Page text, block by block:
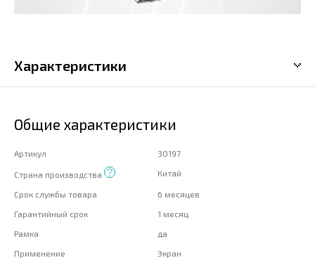
Характеристики
Общие характеристики
Артикул 30197
Страна производства Китай
Срок службы товара
6 месяцев
Гарантийный срок
1 месяц
Рамка
да
Применение
Экран